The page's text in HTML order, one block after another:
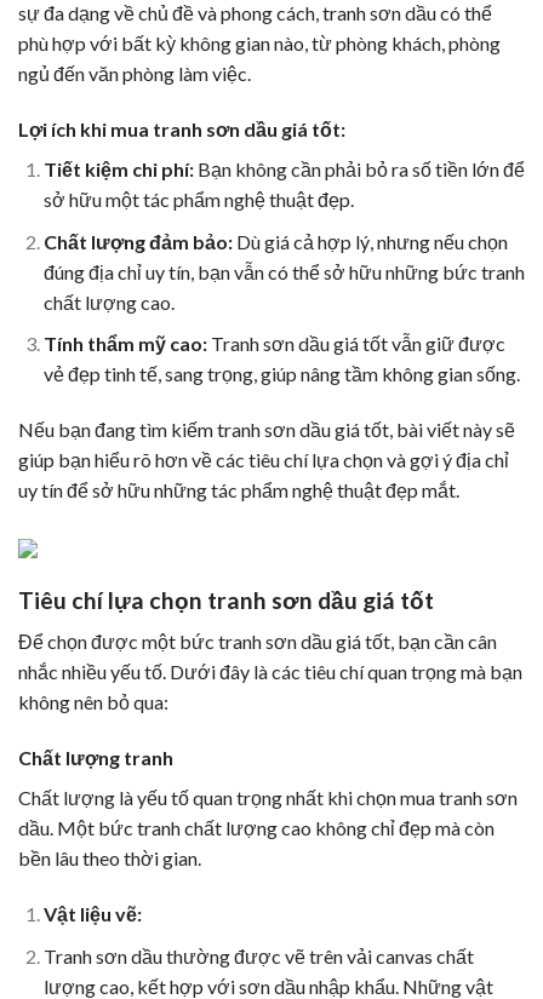
sự đa dạng về chủ đề và phong cách, tranh sơn dầu có thể
phù hợp với bất kỳ không gian nào, từ phòng khách, phòng
ngủ đến văn phòng làm việc.
Lợi ích khi mua tranh sơn dầu giá tốt:
Tiết kiệm chi phí:Bạn không cần phải bỏ ra số tiền lớn để
sở hữu một tác phẩm nghệ thuật đẹp.
Chất lượng đảm bảo:Dù giá cả hợp lý, nhưng nếu chọn
đúng địa chỉ uy tín, bạn vẫn có thể sở hữu những bức tranh
chất lượng cao.
Tính thẩm mỹ cao:Tranh sơn dầu giá tốt vẫn giữ được
vẻ đẹp tinh tế, sang trọng, giúp nâng tầm không gian sống.
Nếu bạn đang tìm kiếm tranh sơn dầu giá tốt, bài viết này sẽ
giúp bạn hiểu rõ hơn về các tiêu chí lựa chọn và gợi ý địa chỉ
uy tín để sở hữu những tác phẩm nghệ thuật đẹp mắt.
Tiêu chí lựa chọn tranh sơn dầu giá tốt
Để chọn được một bức tranh sơn dầu giá tốt, bạn cần cân
nhắc nhiều yếu tố. Dưới đây là các tiêu chí quan trọng mà bạn
không nên bỏ qua:
Chất lượng tranh
Chất lượng là yếu tố quan trọng nhất khi chọn mua tranh sơn
dầu. Một bức tranh chất lượng cao không chỉ đẹp mà còn
bền lâu theo thời gian.
Vật liệu vẽ:
Tranh sơn dầu thường được vẽ trên vải canvas chất
lượng cao, kết hợp với sơn dầu nhập khẩu. Những vật